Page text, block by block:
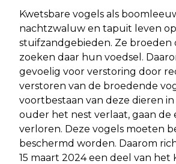
Kwetsbare vogels als
nachtzwaluw en tapuit leven
stuifzandgebieden. Ze broeden
zoeken daar hun voedsel.
gevoelig voor verstoring door
verstoren van de broedende
voortbestaan van deze dieren in
ouder het nest verlaat, gaan de
verloren. Deze vogels moeten
beschermd worden. Daarom
15 maart 2024 een deel van het